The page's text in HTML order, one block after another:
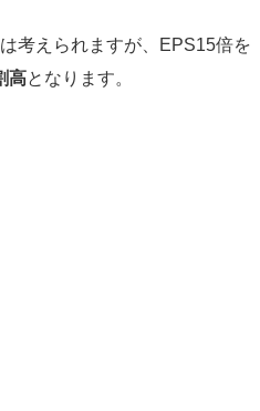
考えられますが、EPS15倍を
高となります。